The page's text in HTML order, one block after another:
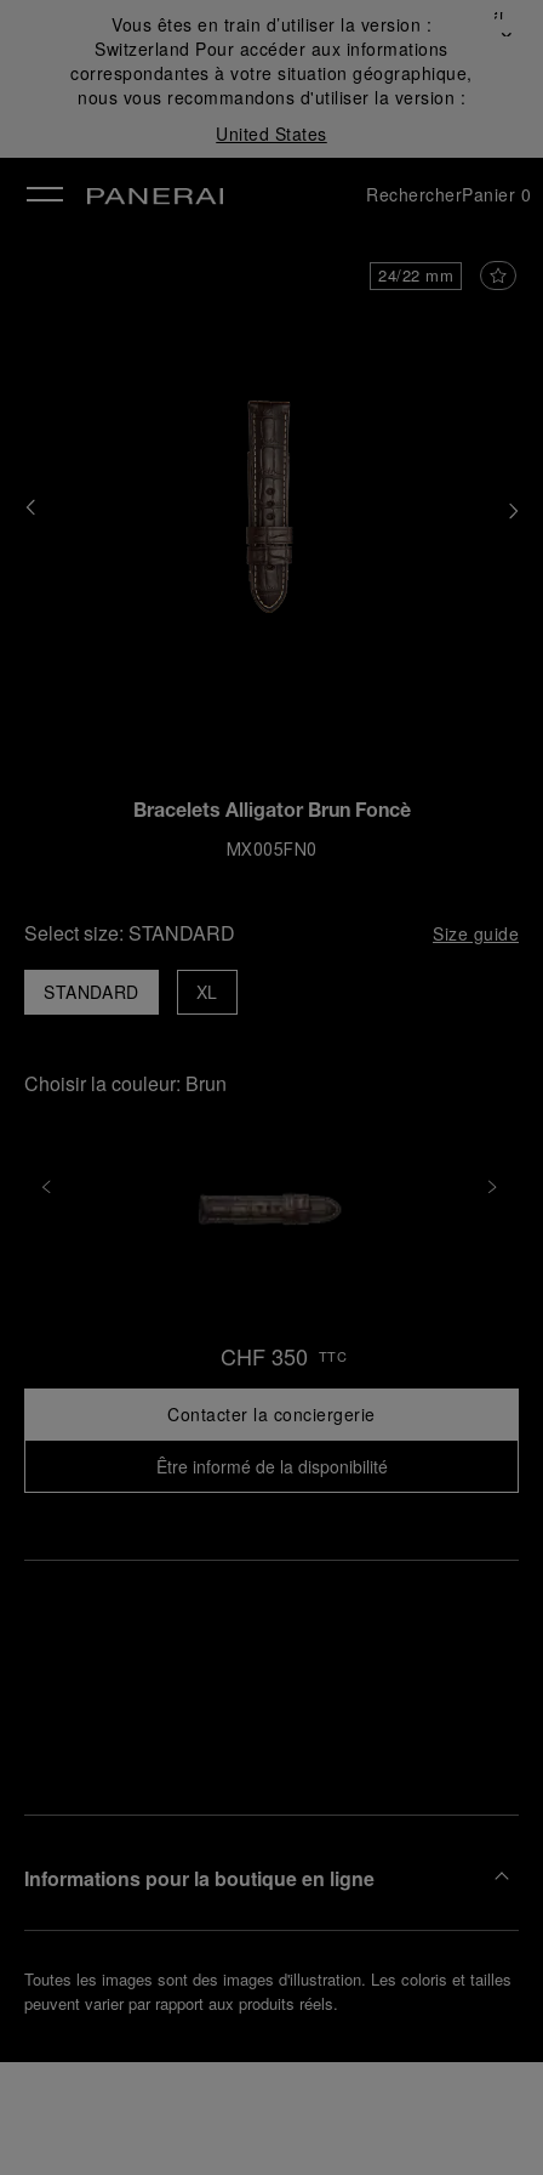
Vous êtes en train d’utiliser la version :
Switzerland Pour accéder aux informations
correspondantes à votre situation géographique,
nous vous recommandons d'utiliser la version :
United States
Fermer
✕
RechercherPanier 0
24/22 mm
Bracelets Alligator Brun Foncè
MX005FN0
Select size: STANDARD Size guide
STANDARD XL
Choisir la couleur: Brun
CHF 350 TTC
Contacter la conciergerie
Être informé de la disponibilité
Informations pour la boutique en ligne
Toutes les images sont des images d'illustration. Les coloris et tailles
peuvent varier par rapport aux produits réels.